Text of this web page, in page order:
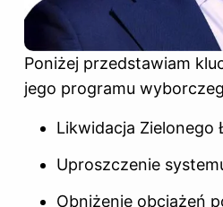
Poniżej przedstawiam
jego programu
Likwidacja Zielonego
Uproszczenie
Obniżenie obciążeń